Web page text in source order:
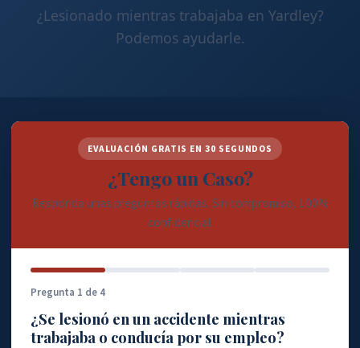
¿Lesionado mientras trabajaba en Yardley?
Podemos ayudarle.
EVALUACIÓN GRATIS EN 30 SEGUNDOS
¿Tengo un Caso?
Responda unas preguntas rápidas. Sin compromiso, 100%
confidencial.
Pregunta 1 de 4
¿Se lesionó en un accidente mientras
trabajaba o conducía por su empleo?